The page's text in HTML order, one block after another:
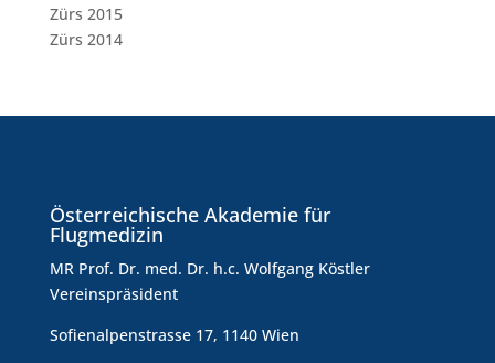
Zürs 2015
Zürs 2014
Österreichische Akademie für
Flugmedizin
MR Prof. Dr. med. Dr. h.c. Wolfgang Köstler
Vereinspräsident
Sofienalpenstrasse 17, 1140 Wien